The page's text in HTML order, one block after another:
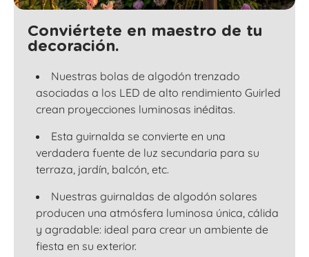
Conviértete en maestro de tu
decoración.
Nuestras bolas de algodón trenzado
asociadas a los LED de alto rendimiento Guirled
crean proyecciones luminosas inéditas.
Esta guirnalda se convierte en una
verdadera fuente de luz secundaria para su
terraza, jardín, balcón, etc.
Nuestras guirnaldas de algodón solares
producen una atmósfera luminosa única, cálida
y agradable: ideal para crear un ambiente de
fiesta en su exterior.